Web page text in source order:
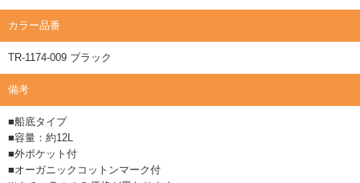
カラー品番
TR-1174-009 ブラック
備考
■船底タイプ
■容量：約12L
■外ポケット付
■オーガニックコットンマーク付